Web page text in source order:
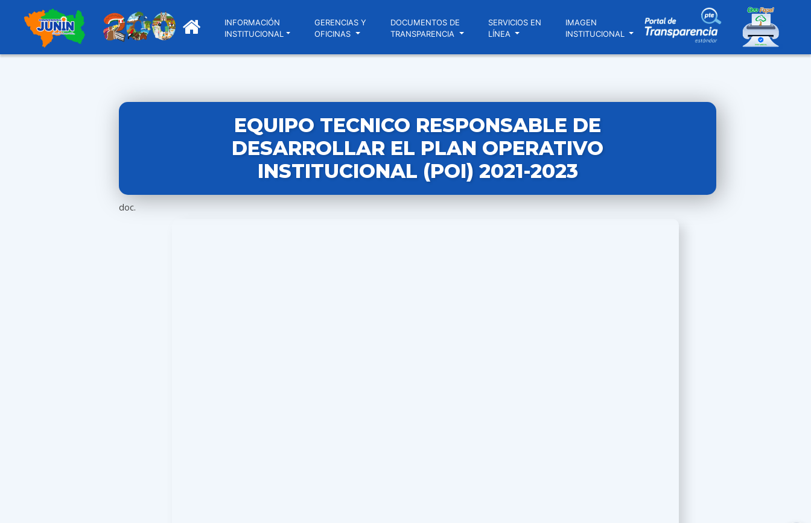
INFORMACIÓN
INSTITUCIONAL
GERENCIAS Y
OFICINAS
DOCUMENTOS DE
TRANSPARENCIA
SERVICIOS EN
LÍNEA
IMAGEN
INSTITUCIONAL
EQUIPO TECNICO RESPONSABLE DE
DESARROLLAR EL PLAN OPERATIVO
INSTITUCIONAL (POI) 2021-2023
doc.